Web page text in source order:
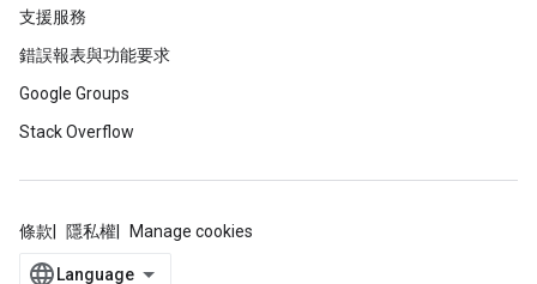
支援服務
錯誤報表與功能要求
Google Groups
Stack Overflow
條款 隱私權 Manage cookies